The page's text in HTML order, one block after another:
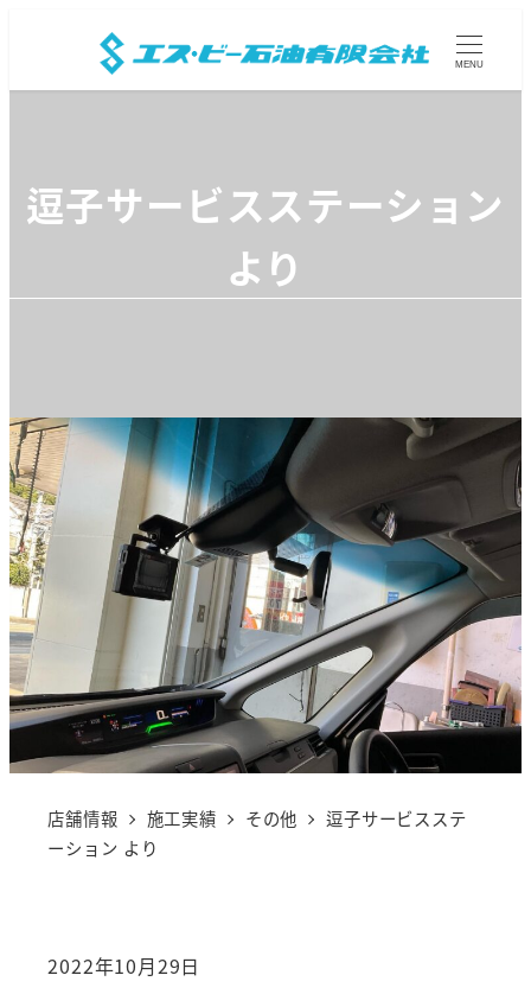
MENU
逗子サービスステーション
より
店舗情報 施工実績 その他
逗子サービスステ
ーション より
2022年10月29日